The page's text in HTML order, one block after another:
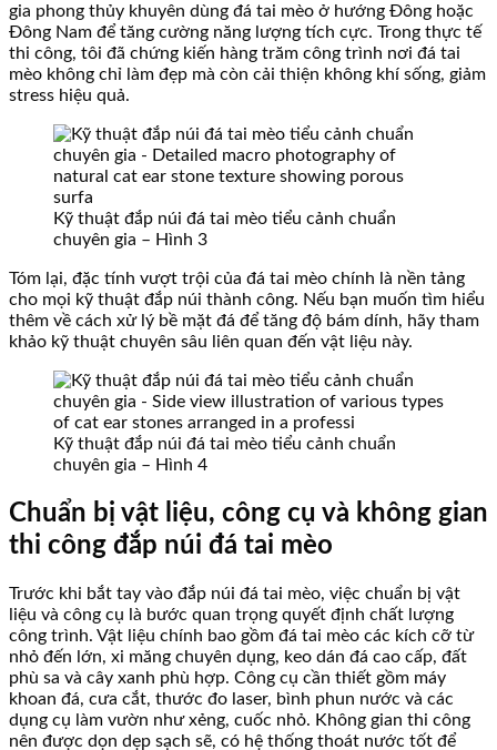
gia phong thủy khuyên dùng đá tai mèo ở hướng Đông hoặc
Đông Nam để tăng cường năng lượng tích cực. Trong thực tế
thi công, tôi đã chứng kiến hàng trăm công trình nơi đá tai
mèo không chỉ làm đẹp mà còn cải thiện không khí sống, giảm
stress hiệu quả.
Kỹ thuật đắp núi đá tai mèo tiểu cảnh chuẩn
chuyên gia – Hình 3
Tóm lại, đặc tính vượt trội của đá tai mèo chính là nền tảng
cho mọi kỹ thuật đắp núi thành công. Nếu bạn muốn tìm hiểu
thêm về cách xử lý bề mặt đá để tăng độ bám dính, hãy tham
khảo kỹ thuật chuyên sâu liên quan đến vật liệu này.
Kỹ thuật đắp núi đá tai mèo tiểu cảnh chuẩn
chuyên gia – Hình 4
Chuẩn bị vật liệu, công cụ và không gian
thi công đắp núi đá tai mèo
Trước khi bắt tay vào đắp núi đá tai mèo, việc chuẩn bị vật
liệu và công cụ là bước quan trọng quyết định chất lượng
công trình. Vật liệu chính bao gồm đá tai mèo các kích cỡ từ
nhỏ đến lớn, xi măng chuyên dụng, keo dán đá cao cấp, đất
phù sa và cây xanh phù hợp. Công cụ cần thiết gồm máy
khoan đá, cưa cắt, thước đo laser, bình phun nước và các
dụng cụ làm vườn như xẻng, cuốc nhỏ. Không gian thi công
nên được dọn dẹp sạch sẽ, có hệ thống thoát nước tốt để